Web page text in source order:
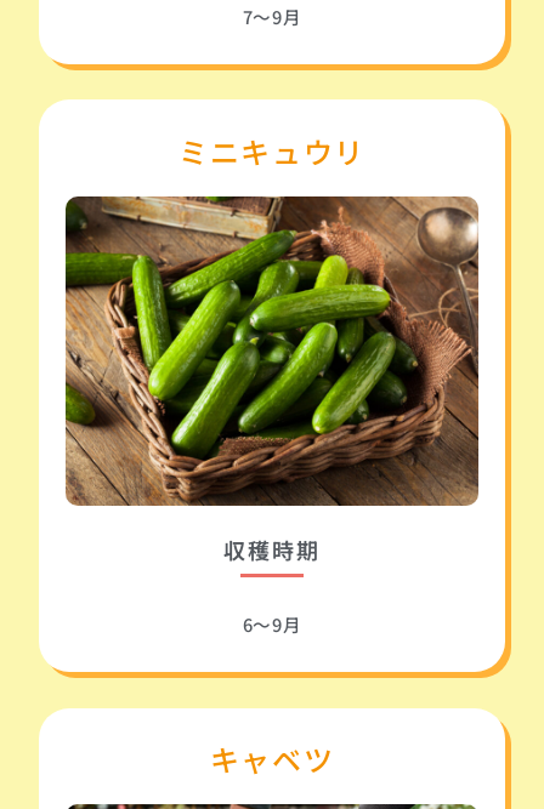
7～9月
ミニキュウリ
収穫時期
6～9月
キャベツ